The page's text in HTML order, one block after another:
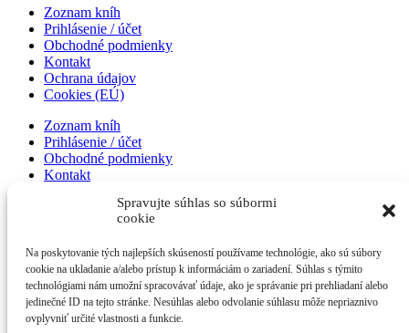
Spravujte súhlas so súbormi
cookie
Na poskytovanie tých najlepších skúseností používame technológie, ako sú súbory
cookie na ukladanie a/alebo prístup k informáciám o zariadení. Súhlas s týmito
technológiami nám umožní spracovávať údaje, ako je správanie pri prehliadaní alebo
jedinečné ID na tejto stránke. Nesúhlas alebo odvolanie súhlasu môže nepriaznivo
ovplyvniť určité vlastnosti a funkcie.
Zoznam kníh
Prihlásenie / účet
Obchodné podmienky
Kontakt
Ochrana údajov
Cookies (EÚ)
Zoznam kníh
Prihlásenie / účet
Obchodné podmienky
Kontakt
Cookies (EÚ)
Prihlásenie / účet
Obchodné podmienky
Kontakt
Ochrana údajov
Cookies (EÚ)